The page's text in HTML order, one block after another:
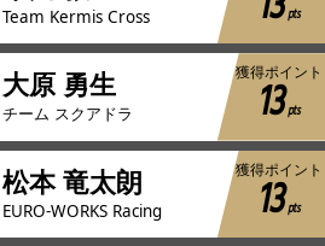
Team Kermis Cross pts
大原 勇生
チーム スクアドラ
獲得ポイント
13pts
松本 竜太朗
EURO-WORKS Racing
獲得ポイント
13pts